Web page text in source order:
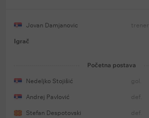
Jovan Damjanovic trener
Igrač
Početna postava
Nedeljko Stojišić gol.
Andrej Pavlović def.
Stefan Despotovski def.